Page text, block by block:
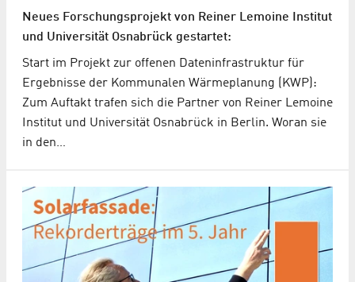
Neues Forschungsprojekt von Reiner Lemoine Institut
und Universität Osnabrück gestartet:
Start im Projekt zur offenen Dateninfrastruktur für
Ergebnisse der Kommunalen Wärmeplanung (KWP):
Zum Auftakt trafen sich die Partner von Reiner Lemoine
Institut und Universität Osnabrück in Berlin. Woran sie
in den…